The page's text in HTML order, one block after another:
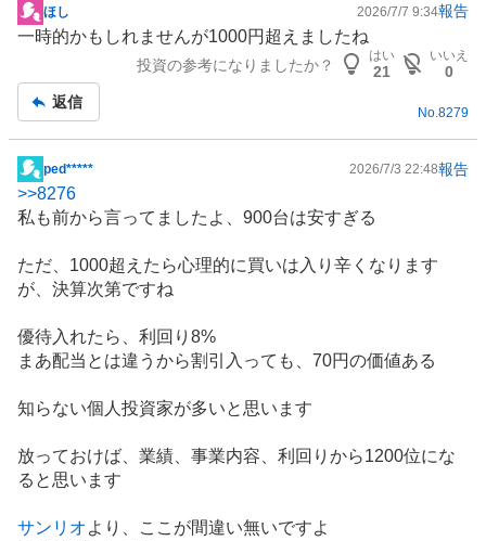
掲
事
ほし 2026/7/7 9:34報告
一時的かもしれませんが1000円超えましたね
投資の参考になりましたか？
はい
21
いいえ
0
返信
No.8279
掲
示
板
事
ped***** 2026/7/3 22:48報告
>>8276
私も前から言ってましたよ、900台は安すぎる
ただ、1000超えたら心理的に買いは入り辛くなります
が、決算次第ですね
優待入れたら、利回り8%
まあ配当とは違うから割引入っても、70円の価値ある
知らない個人投資家が多いと思います
放っておけば、業績、事業内容、利回りから1200位にな
ると思います
サンリオより、ここが間違い無いですよ